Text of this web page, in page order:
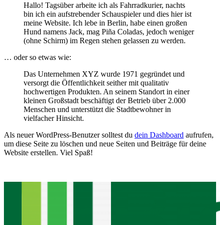
Hallo! Tagsüber arbeite ich als Fahrradkurier, nachts
bin ich ein aufstrebender Schauspieler und dies hier ist
meine Website. Ich lebe in Berlin, habe einen großen
Hund namens Jack, mag Piña Coladas, jedoch weniger
(ohne Schirm) im Regen stehen gelassen zu werden.
… oder so etwas wie:
Das Unternehmen XYZ wurde 1971 gegründet und
versorgt die Öffentlichkeit seither mit qualitativ
hochwertigen Produkten. An seinem Standort in einer
kleinen Großstadt beschäftigt der Betrieb über 2.000
Menschen und unterstützt die Stadtbewohner in
vielfacher Hinsicht.
Als neuer WordPress-Benutzer solltest du dein Dashboard aufrufen,
um diese Seite zu löschen und neue Seiten und Beiträge für deine
Website erstellen. Viel Spaß!